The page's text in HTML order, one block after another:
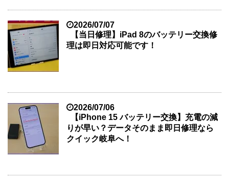
2026/07/07
【当日修理】iPad 8のバッテリー交換修
理は即日対応可能です！
2026/07/06
【iPhone 15 バッテリー交換】充電の減
りが早い？データそのまま即日修理なら
クイック岐阜へ！